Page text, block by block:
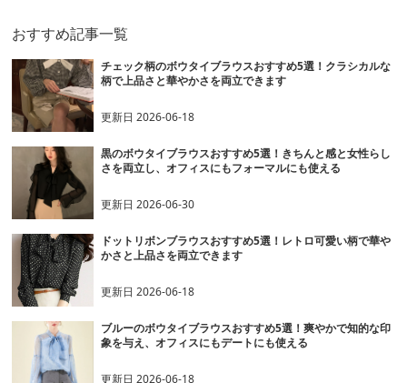
おすすめ記事一覧
チェック柄のボウタイブラウスおすすめ5選！クラシカルな
柄で上品さと華やかさを両立できます
更新日2026-06-18
黒のボウタイブラウスおすすめ5選！きちんと感と女性らし
さを両立し、オフィスにもフォーマルにも使える
更新日2026-06-30
ドットリボンブラウスおすすめ5選！レトロ可愛い柄で華や
かさと上品さを両立できます
更新日2026-06-18
ブルーのボウタイブラウスおすすめ5選！爽やかで知的な印
象を与え、オフィスにもデートにも使える
更新日2026-06-18